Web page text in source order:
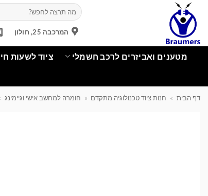
content
חיפוש
עבור:
המרכבה 25, חולון
מטענים ואביזרים לרכב חשמלי ציוד לשעות
דף הבית » חנות ציוד טכנולוגיה מתקדם » חומרה למחשב אישי וגיימינג